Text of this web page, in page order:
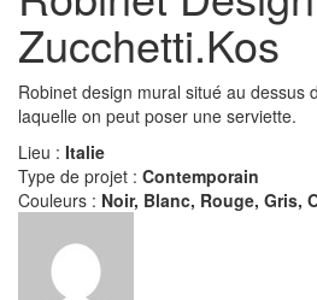
Zucchetti.Kos
Robinet design mural situé au dessus
laquelle on peut poser une serviette.
Lieu : Italie
Type de projet : Contemporain
Couleurs : Noir, Blanc, Rouge, Gris,